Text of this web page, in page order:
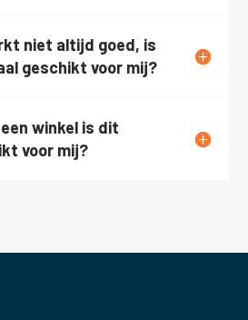
niet altijd goed, is
geschikt voor mij?
winkel is dit
voor mij?